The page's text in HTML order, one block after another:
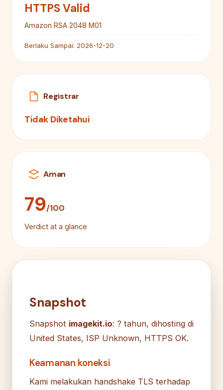
HTTPS Valid
Amazon RSA 2048 M01
Berlaku Sampai: 2026-12-20
Registrar
Tidak Diketahui
Aman
79/100
Verdict at a glance
Snapshot
Snapshot imagekit.io: ? tahun, dihosting di
United States, ISP Unknown, HTTPS OK.
Keamanan koneksi
Kami melakukan handshake TLS terhadap